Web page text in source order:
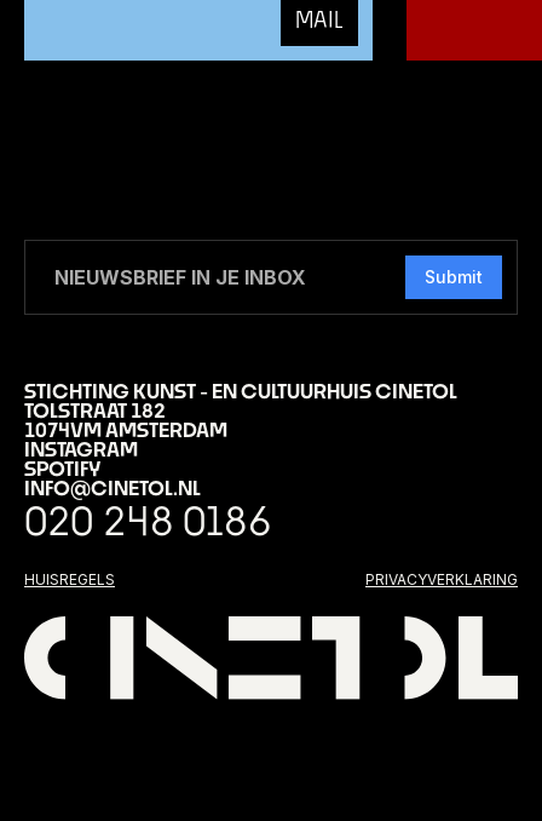
MAIL
Submit
STICHTING KUNST - EN CULTUURHUIS CINETOL
TOLSTRAAT 182
1074VM AMSTERDAM
INSTAGRAM
SPOTIFY
INFO@CINETOL.NL
020 248 0186
HUISREGELS PRIVACYVERKLARING